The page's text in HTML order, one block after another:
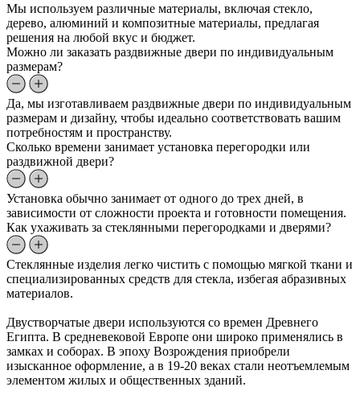
Мы используем различные материалы, включая стекло,
дерево, алюминий и композитные материалы, предлагая
решения на любой вкус и бюджет.
Можно ли заказать раздвижные двери по индивидуальным
размерам?
Да, мы изготавливаем раздвижные двери по индивидуальным
размерам и дизайну, чтобы идеально соответствовать вашим
потребностям и пространству.
Сколько времени занимает установка перегородки или
раздвижной двери?
Установка обычно занимает от одного до трех дней, в
зависимости от сложности проекта и готовности помещения.
Как ухаживать за стеклянными перегородками и дверями?
Стеклянные изделия легко чистить с помощью мягкой ткани и
специализированных средств для стекла, избегая абразивных
материалов.
Двустворчатые двери используются со времен Древнего
Египта. В средневековой Европе они широко применялись в
замках и соборах. В эпоху Возрождения приобрели
изысканное оформление, а в 19-20 веках стали неотъемлемым
элементом жилых и общественных зданий.